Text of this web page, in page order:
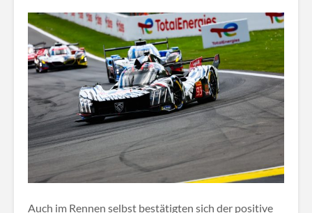
Auch im Rennen selbst bestätigten sich der positive